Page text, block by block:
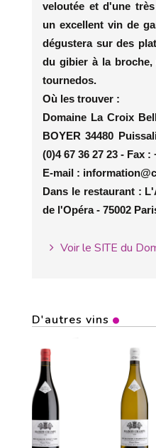
veloutée et d'une
un excellent vin de
dégustera sur des
du gibier à la
tournedos.
Où les trouver :
Domaine La Croix
BOYER 34480
(0)4 67 36 27 23 - Fax :
E-mail :
Dans le restaurant :
de l'Opéra - 75002
Voir le SITE du
D'autres vins